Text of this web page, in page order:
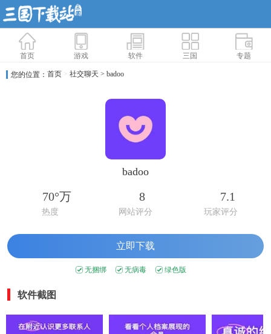
首页 游戏 软件 三国 专题
您的位置： 首页 > 社交聊天 > badoo
badoo
70°万
热度
8
网站评分
7.1
玩家评分
立即下载
无捆绑 无病毒 绿色版
软件截图